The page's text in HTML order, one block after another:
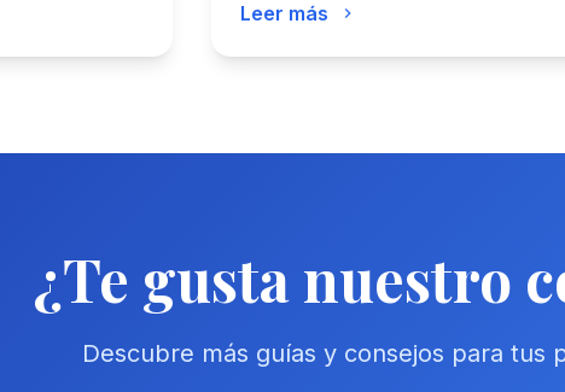
Leer más
¿Te gusta nuestro
Descubre más guías y consejos para tus